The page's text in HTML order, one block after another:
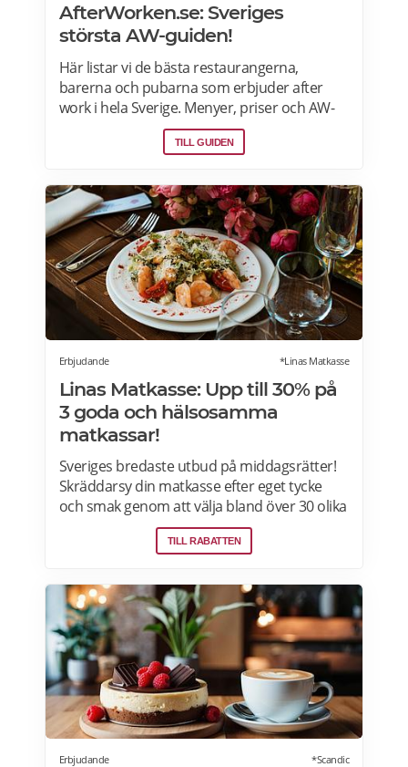
AfterWorken.se: Sveriges
största AW-guiden!
Här listar vi de bästa restaurangerna,
barerna och pubarna som erbjuder after
work i hela Sverige. Menyer, priser och AW-
TILL GUIDEN
Erbjudande *Linas Matkasse
Linas Matkasse: Upp till 30% på
3 goda och hälsosamma
matkassar!
Sveriges bredaste utbud på middagsrätter!
Skräddarsy din matkasse efter eget tycke
och smak genom att välja bland över 30 olika
rätter – varje vecka! Din matkasse levereras
direkt till din dörr. Du kan skräddarsy din
maträtter. Läs mer och upptäck hela meny!
TILL RABATTEN
Erbjudande *Scandic